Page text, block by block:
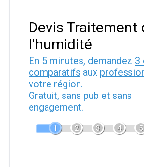
Devis Traitement
l'humidité
En 5 minutes, demandez 3
comparatifs aux
votre région.
Gratuit, sans pub et sans
engagement.
1 2 3 4 5